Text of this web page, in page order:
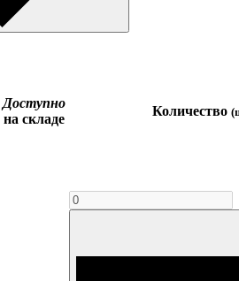
Доступно
на складе
Количество